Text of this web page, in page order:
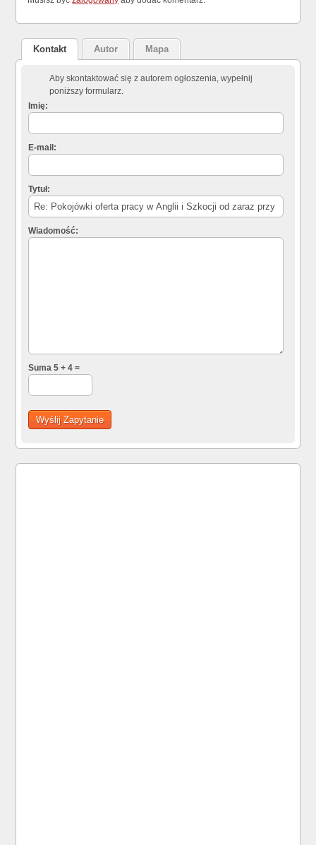
Kontakt Autor Mapa
Aby skontaktować się z autorem ogłoszenia, wypełnij
poniższy formularz.
Imię:
E-mail:
Tytuł:
Wiadomość:
Suma 5 + 4 =